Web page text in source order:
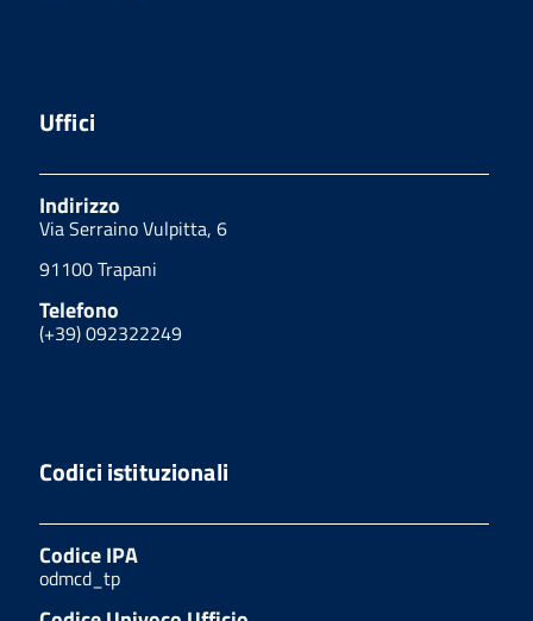
Uffici
Indirizzo
Via Serraino Vulpitta, 6
91100 Trapani
Telefono
(+39) 092322249
Codici istituzionali
Codice IPA
odmcd_tp